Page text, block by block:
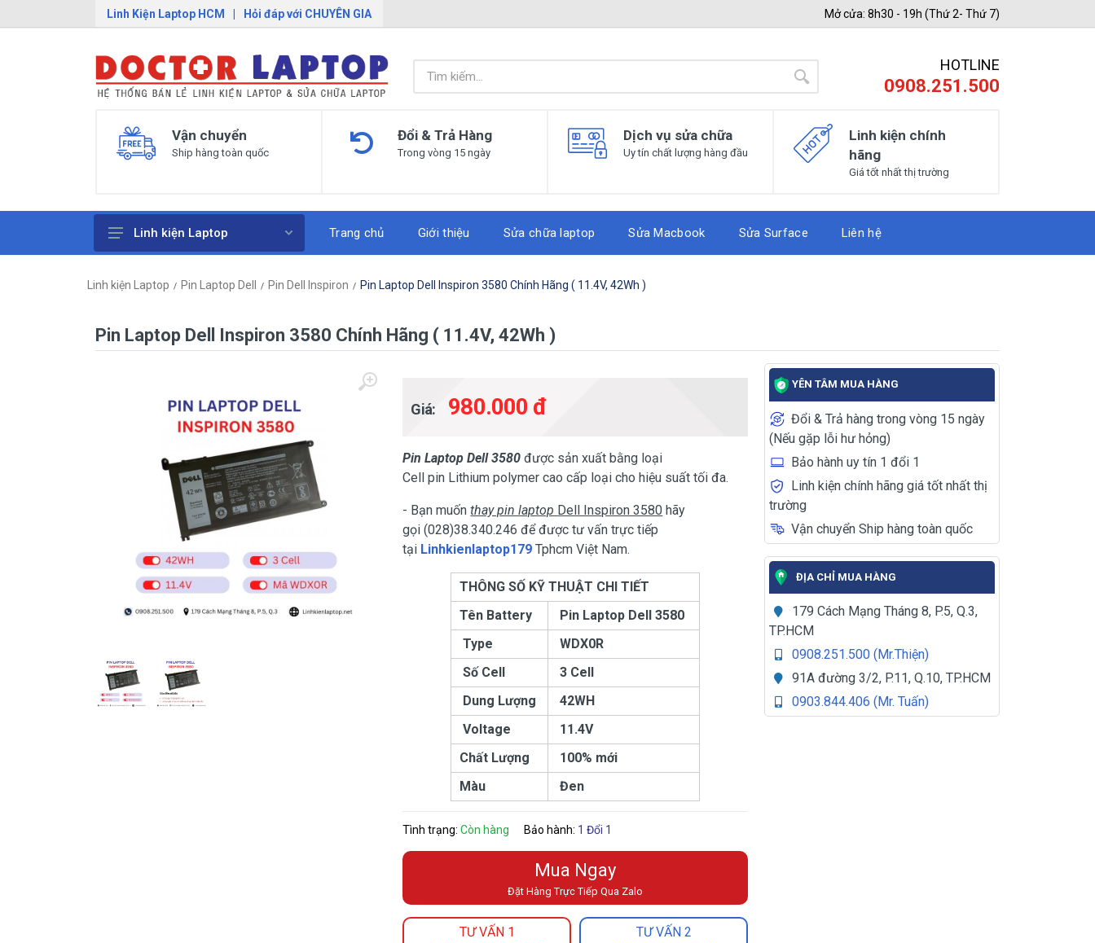
Linh Kiện Laptop HCM | Hỏi đáp với CHUYÊN GIA Mở cửa: 8h30 - 19h (Thứ 2- Thứ 7)
HOTLINE
0908.251.500
Vận chuyển
Ship hàng toàn quốc
Đổi & Trả Hàng
Trong vòng 15 ngày
Dịch vụ sửa chữa
Uy tín chất lượng hàng đầu
Linh kiện chính
hãng
Giá tốt nhất thị trường
Bàn Phím Laptop
Ổ cứng SSD laptop
Dịch vụ thay pin Surface chính
hãng, uy tín tại tphcm
Thay sạc Surface Pro
Quạt Laptop
Linh kiện Laptop Trang chủ Giới thiệu Sửa chữa laptop Sửa Macbook Sửa Surface Liên hệ
Linh kiện Laptop Pin Laptop Dell Pin Dell Inspiron Pin Laptop Dell Inspiron 3580 Chính Hãng ( 11.4V, 42Wh )
Pin Laptop Dell Inspiron 3580 Chính Hãng ( 11.4V, 42Wh )
Giá: 980.000 đ
Pin Laptop Dell 3580được sản xuất bằng loại
Cell pin Lithium polymer cao cấp loại cho hiệu suất tối đa.
- Bạn muốnthay pin laptop Dell Inspiron 3580 hãy
gọi (028)38.340.246 để được tư vấn trực tiếp
tại Linhkienlaptop179 Tphcm Việt Nam.
THÔNG SỐ KỸ THUẬT CHI TIẾT
Tên Battery
Pin Laptop Dell 3580
Type
WDX0R
Số Cell
3 Cell
Dung Lượng
42WH
Voltage
11.4V
Chất Lượng
100% mới
Màu
Đen
Tình trạng:Còn hàng Bảo hành: 1 Đổi 1
Mua Ngay
Đặt Hàng Trực Tiếp Qua Zalo
TƯ VẤN 1 TƯ VẤN 2
YÊN TÂM MUA HÀNG
Đổi & Trả hàng trong vòng 15 ngày
(Nếu gặp lỗi hư hỏng)
Bảo hành uy tín 1 đổi 1
Linh kiện chính hãng giá tốt nhất thị
trường
Vận chuyển Ship hàng toàn quốc
ĐỊA CHỈ MUA HÀNG
179 Cách Mạng Tháng 8, P.5, Q.3,
TP.HCM
0908.251.500 (Mr.Thiện)
91A đường 3/2, P.11, Q.10, TP.HCM
0903.844.406 (Mr. Tuấn)